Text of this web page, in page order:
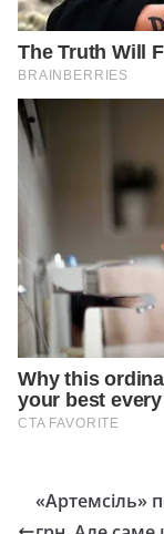
«Артемсіль»